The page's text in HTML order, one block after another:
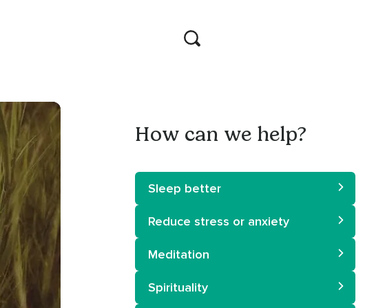
How can we help?
Sleep better
Reduce stress or anxiety
Meditation
Spirituality